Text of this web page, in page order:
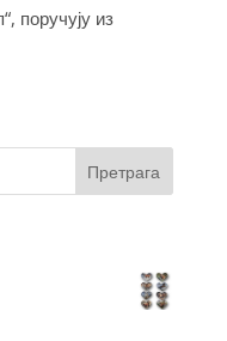
поручују из
Претрага